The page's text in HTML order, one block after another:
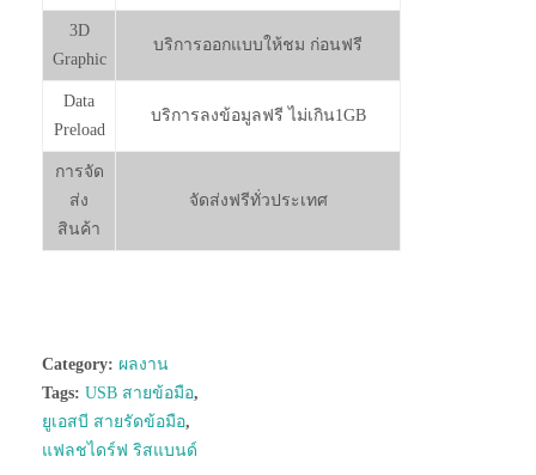
3D
Graphic
บริการออกแบบให้ชม ก่อนฟรี
Data
Preload
บริการลงข้อมูลฟรี ไม่เกิน1GB
การจัด
ส่ง
สินค้า
จัดส่งฟรีทั่วประเทศ
Category: ผลงาน
Tags: USB สายข้อมือ,
ยูเอสบี สายรัดข้อมือ,
แฟลชไดร์ฟ ริสแบนด์